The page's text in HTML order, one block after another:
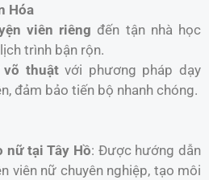
Hóa
viên riêng đến tận nhà học
trình bận rộn.
thuậtvới phương pháp dạy
đảm bảo tiến bộ nhanh chóng.
nữ tại Tây Hồ: Được hướng dẫn
viên nữ chuyên nghiệp, tạo môi